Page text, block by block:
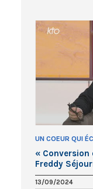
UN COEUR QUI
« Conversion
Freddy
13/09/2024